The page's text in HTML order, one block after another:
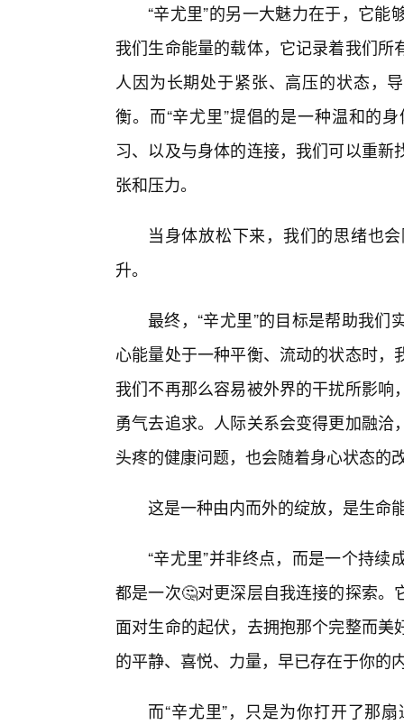
“辛尤里”的另一大魅力在于，它
我们生命能量的载体，它记录着我们
人因为长期处于紧张、高压的状态，
衡。而“辛尤里”提倡的是一种温和的
习、以及与身体的连接，我们可以重
张和压力。
当身体放松下来，我们的思绪也
升。
最终，“辛尤里”的目标是帮助我
心能量处于一种平衡、流动的状态时
我们不再那么容易被外界的干扰所影
勇气去追求。人际关系会变得更加融
头疼的健康问题，也会随着身心状态的
这是一种由内而外的绽放，是生命
“辛尤里”并非终点，而是一个持
都是一次🤔对更深层自我连接的探索
面对生命的起伏，去拥抱那个完整而
的平静、喜悦、力量，早已存在于你的
而“辛尤里”，只是为你打开了那